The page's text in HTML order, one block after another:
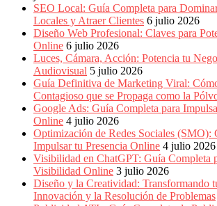
SEO Local: Guía Completa para
Locales y Atraer Clientes 6 julio 2026
Diseño Web Profesional: Claves para
Online 6 julio 2026
Luces, Cámara, Acción: Potencia tu
Audiovisual 5 julio 2026
Guía Definitiva de Marketing Viral:
Contagioso que se Propaga como la
Google Ads: Guía Completa para
Online 4 julio 2026
Optimización de Redes Sociales (SMO):
Impulsar tu Presencia Online 4 julio 2026
Visibilidad en ChatGPT: Guía Completa
Visibilidad Online 3 julio 2026
Diseño y la Creatividad: Transformando
Innovación y la Resolución de Problemas